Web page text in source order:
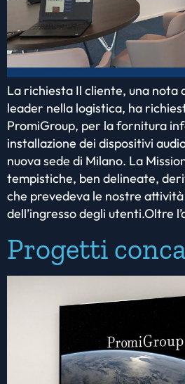
La richiesta Il cliente, una nota
leader nella logistica, ha
PromiGroup, per la fornitura
installazione dei dispositivi
nuova sede di Milano. La
tempistiche, ben delineate,
che prevedeva le nostre
dell’ingresso degli utenti.Oltre
Progetti